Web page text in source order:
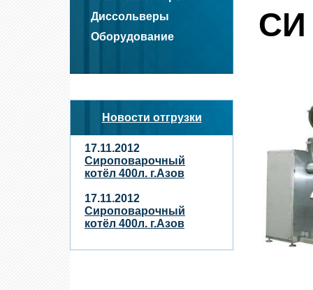
Диссольверы
Оборудование
Новости отгрузки
17.11.2012
Сироповарочный
котёл 400л. г.Азов
17.11.2012
Сироповарочный
котёл 400л. г.Азов
СИ